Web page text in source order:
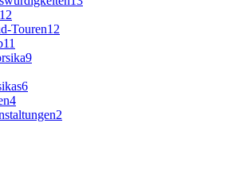
12
Touren12
11
9
6
4
2